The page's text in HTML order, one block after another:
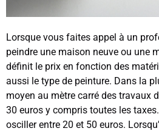
Lorsque vous faites appel à un
peindre une maison neuve ou une
définit le prix en fonction des
aussi le type de peinture. Dans la
moyen au mètre carré des travaux
30 euros y compris toutes les
osciller entre 20 et 50 euros.